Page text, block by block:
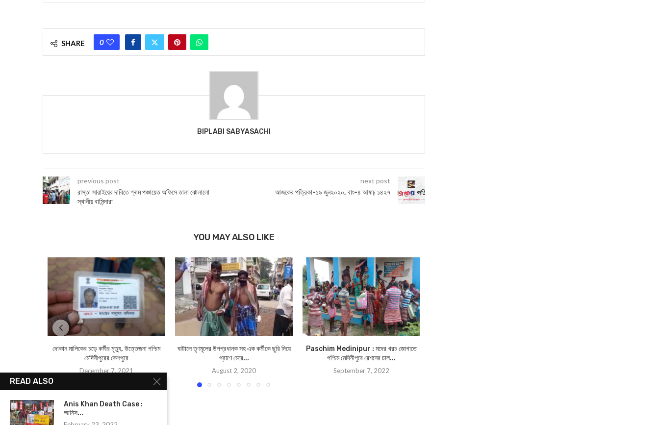
SHARE 0
BIPLABI SABYASACHI
previous post
রাস্তা সারাইয়ের দাবিতে গ্ৰাম পঞ্চায়েত অফিসে তালা ঝোলালো
স্থানীয় বাসিন্দারা
next post
আজকের পত্রিকা-১৯ জুন২০২০, বাং-৪ আষাঢ় ১৪২৭
YOU MAY ALSO LIKE
দোকান মালিকের চড়ে কর্মীর মৃত্যু, উত্তেজনা পশ্চিম
মেদিনীপুরের কেশপুরে
December 7, 2021
ঘাটালে তৃণমূলের উপপ্রধানক সহ এক কর্মীকে ছুরি দিয়ে
প্রাণে মেরে...
August 2, 2020
Paschim Medinipur : মদের খরচ জোগাতে
পশ্চিম মেদিনীপুরে রেশনের চাল...
September 7, 2022
READ ALSO
Anis Khan Death Case :
আনিস...